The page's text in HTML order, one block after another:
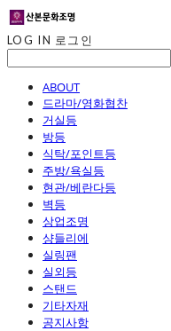
LOG IN 로그인
ABOUT
드라마/영화협찬
거실등
방등
식탁/포인트등
주방/욕실등
현관/베란다등
벽등
상업조명
샹들리에
실링팬
실외등
스탠드
기타자재
공지사항